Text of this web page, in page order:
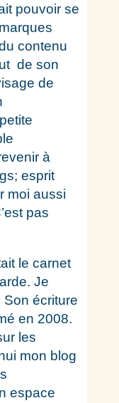
pouvoir se
contenu
de son
de
à
esprit
moi aussi
pas
le carnet
Je
Son écriture
en 2008.
les
mon blog
espace